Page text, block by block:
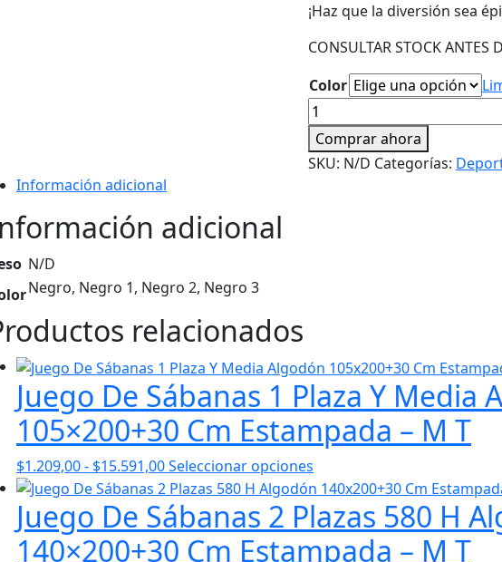
¡Haz que la diversión sea
CONSULTAR STOCK ANTES
Color
Toalla
/
Toallón
Star
Comprar ahora
SKU: N/D Categorías:
Información adicional
adicional
N/D
Negro, Negro 1, Negro 2, Negro 3
relacionados
Juego De Sábanas 1 Plaza Y Media
105×200+30 Cm Estampada – M T
$1.209,00- $15.591,00Rango
de
precios:
desde
$1.209,00
Seleccionar opciones
Juego De Sábanas 2 Plazas 580 H
140×200+30 Cm Estampada – M T